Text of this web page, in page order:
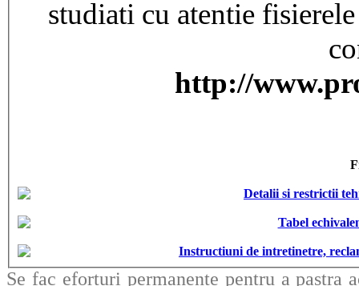
studiati cu atentie
http://
Detalii si restrictii
Tabel
Instructiuni de intretinetre,
Se fac eforturi permanente pentru a pastra